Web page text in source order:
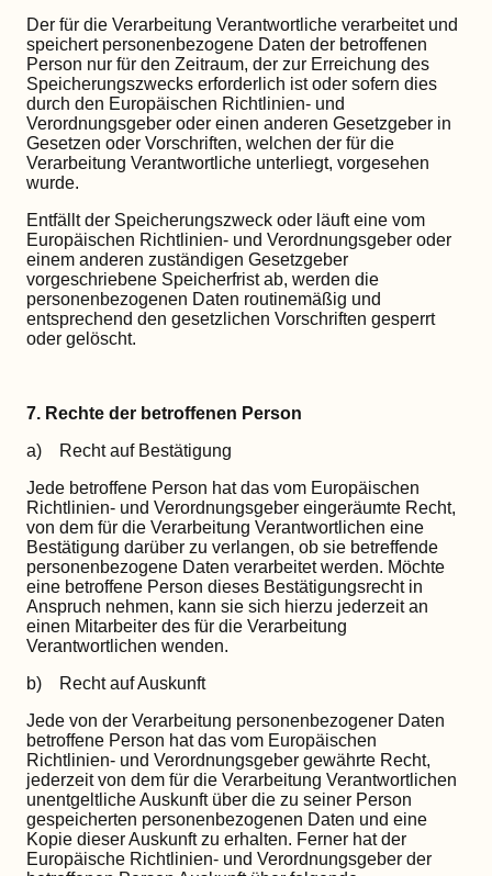
Der für die Verarbeitung Verantwortliche verarbeitet und
speichert personenbezogene Daten der betroffenen
Person nur für den Zeitraum, der zur Erreichung des
Speicherungszwecks erforderlich ist oder sofern dies
durch den Europäischen Richtlinien- und
Verordnungsgeber oder einen anderen Gesetzgeber in
Gesetzen oder Vorschriften, welchen der für die
Verarbeitung Verantwortliche unterliegt, vorgesehen
wurde.
Entfällt der Speicherungszweck oder läuft eine vom
Europäischen Richtlinien- und Verordnungsgeber oder
einem anderen zuständigen Gesetzgeber
vorgeschriebene Speicherfrist ab, werden die
personenbezogenen Daten routinemäßig und
entsprechend den gesetzlichen Vorschriften gesperrt
oder gelöscht.
7. Rechte der betroffenen Person
a) Recht auf Bestätigung
Jede betroffene Person hat das vom Europäischen
Richtlinien- und Verordnungsgeber eingeräumte Recht,
von dem für die Verarbeitung Verantwortlichen eine
Bestätigung darüber zu verlangen, ob sie betreffende
personenbezogene Daten verarbeitet werden. Möchte
eine betroffene Person dieses Bestätigungsrecht in
Anspruch nehmen, kann sie sich hierzu jederzeit an
einen Mitarbeiter des für die Verarbeitung
Verantwortlichen wenden.
b) Recht auf Auskunft
Jede von der Verarbeitung personenbezogener Daten
betroffene Person hat das vom Europäischen
Richtlinien- und Verordnungsgeber gewährte Recht,
jederzeit von dem für die Verarbeitung Verantwortlichen
unentgeltliche Auskunft über die zu seiner Person
gespeicherten personenbezogenen Daten und eine
Kopie dieser Auskunft zu erhalten. Ferner hat der
Europäische Richtlinien- und Verordnungsgeber der